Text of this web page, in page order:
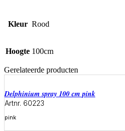
Kleur Rood
Hoogte 100cm
Gerelateerde producten
delphinium spray 100 cm pink
Artnr. 60223
pink
Meer informatie